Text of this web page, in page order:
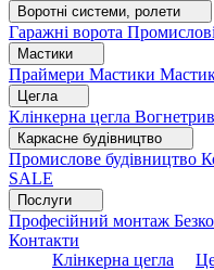
Воротні системи, ролети
Гаражні ворота
Мастики
Праймери Мастики
Цегла
Клінкерна цегла
Каркасне будівництво
Промислове будівництво
SALE
Послуги
Професійний монтаж
Контакти
Клінкерна цегла